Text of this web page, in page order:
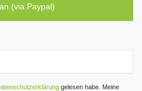
(via Paypal)
gelesen habe. Meine